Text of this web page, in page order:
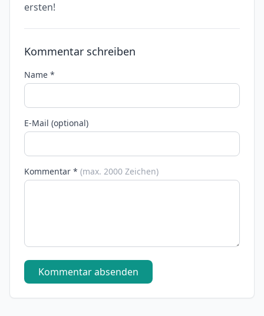
ersten!
Kommentar schreiben
Name *
E-Mail (optional)
Kommentar * (max. 2000 Zeichen)
Kommentar absenden